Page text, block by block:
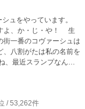
ュをやっています。
よ、か・じ・や！ 生
街一番のコヴァーシュは
八割がたは私の名前を
、最近スランプなん
かしちゃう始末。 よ
ントで、いっぱいレア
しかして、ピンチか
くし悪役令嬢になり
/ 53,262件